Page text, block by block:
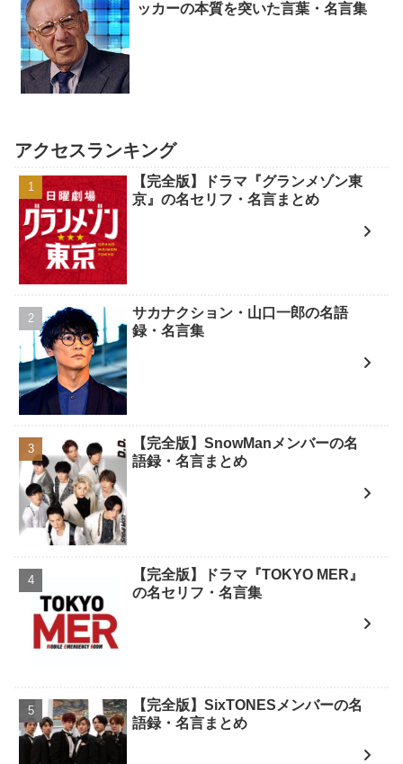
ッカーの本質を突いた言葉・名言集
アクセスランキング
【完全版】ドラマ『グランメゾン東
京』の名セリフ・名言まとめ
サカナクション・山口一郎の名語
録・名言集
【完全版】SnowManメンバーの名
語録・名言まとめ
【完全版】ドラマ『TOKYO MER』
の名セリフ・名言集
【完全版】SixTONESメンバーの名
語録・名言まとめ